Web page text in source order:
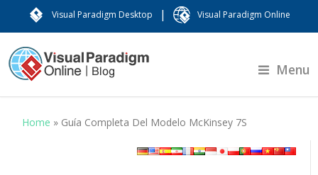
Visual Paradigm Desktop | Visual Paradigm Online
Menu
Home » Guía Completa Del Modelo McKinsey 7S